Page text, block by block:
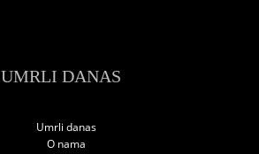
UMRLI DANAS
Umrli danas
O nama